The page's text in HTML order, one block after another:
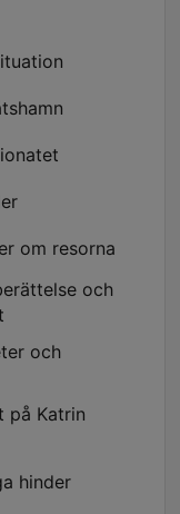
om resorna
och
och
på Katrin
hinder